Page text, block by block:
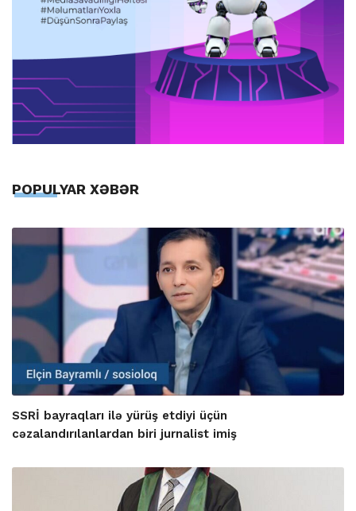
POPULYAR XƏBƏR
SSRİ bayraqları ilə yürüş etdiyi üçün
cəzalandırılanlardan biri jurnalist imiş